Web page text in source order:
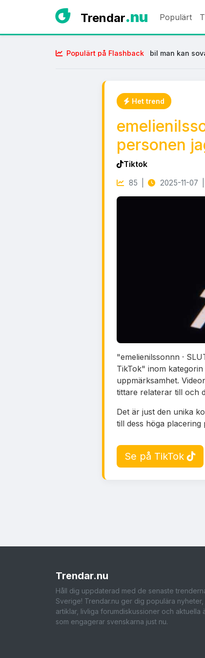
Trendar.nu Populärt
Populärt på Flashback bil man kan
Het trend
personen
Tiktok
85 | 2025-11-07 |
"emelienilssonnn ·
TikTok" inom
uppmärksamhet.
tittare relaterar till och
Det är just den unika
till dess höga placering
Se på TikTok
Trendar.nu
Håll dig uppdaterad med de senaste
Sverige! Trendar.nu ger dig populära nyheter,
artiklar, livliga forumdiskussioner och aktuella
som engagerar svenskarna just nu.